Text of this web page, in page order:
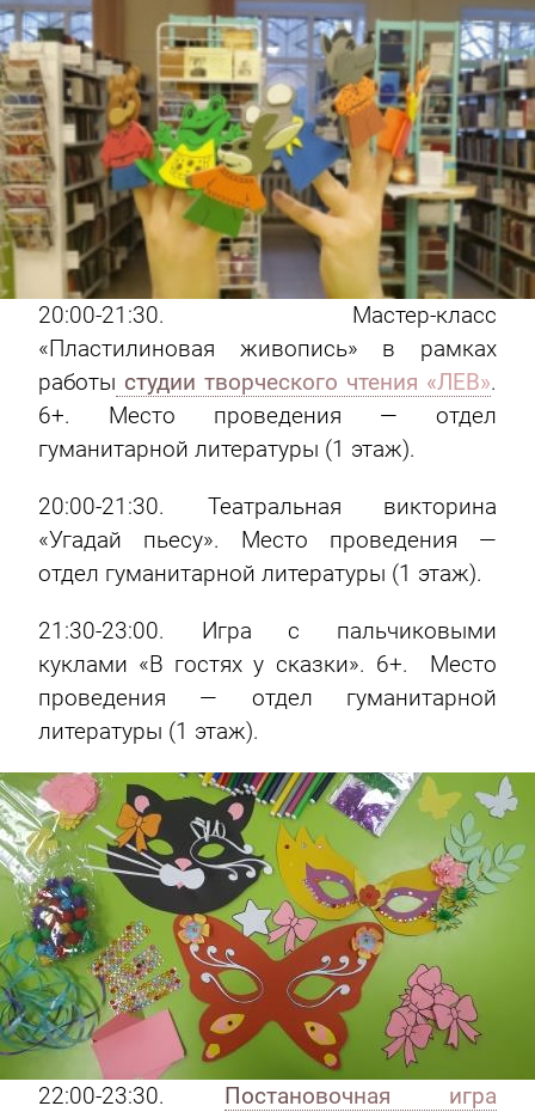
20:00-21:30. Мастер-класс
«Пластилиновая живопись» в рамках
работы студии творческого чтения «ЛЕВ».
6+. Место проведения — отдел
гуманитарной литературы (1 этаж).
20:00-21:30. Театральная викторина
«Угадай пьесу». Место проведения —
отдел гуманитарной литературы (1 этаж).
21:30-23:00. Игра с пальчиковыми
куклами «В гостях у сказки». 6+. Место
проведения — отдел гуманитарной
литературы (1 этаж).
22:00-23:30. Постановочная игра